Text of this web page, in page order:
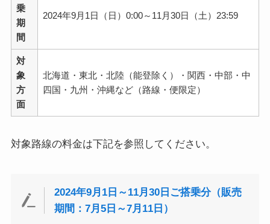
乗
期
間
2024年9月1日（日）0:00～11月30日（土）23:59
対
象
方
面
北海道・東北・北陸（能登除く）・関西・中部・中
四国・九州・沖縄など（路線・便限定）
対象路線の料金は下記を参照してください。
2024年9月1日～11月30日ご搭乗分（販売
期間：7月5日～7月11日）